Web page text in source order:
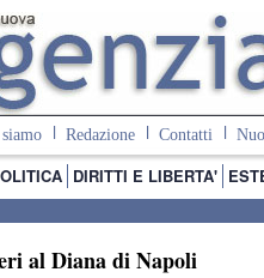
Redazione Contatti
DIRITTI E LIBERTA'
al Diana di Napoli